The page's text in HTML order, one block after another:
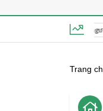
Khi thắp hương, người giàu luôn
Trang